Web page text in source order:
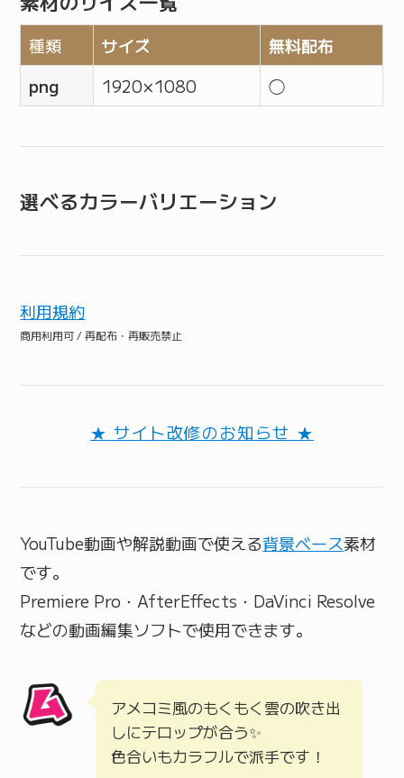
種類 サイズ
無料配布
png
1920 × 1080 ◯
選べるカラーバリエーション
利用規約
商用利用可 / 再配布・再販売禁止
★ サイト改修のお知らせ ★
YouTube動画や解説動画で使える背景ベース素材
です。
Premiere Pro・AfterEffects・DaVinci Resolve
などの動画編集ソフトで使用できます。
アメコミ風のもくもく雲の吹き出
しにテロップが合う✨
色合いもカラフルで派手です！